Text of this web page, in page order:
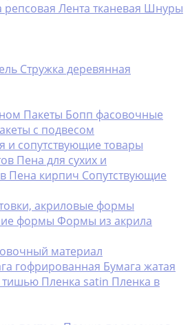
репсовая Лента тканевая Шнуры
Стружка деревянная
Пакеты Бопп фасовочные
с подвесом
и сопутствующие товары
Пена для сухих и
Пена кирпич Сопутствующие
акриловые формы
формы Формы из акрила
материал
гофрированная Бумага жатая
тишью Пленка satin Пленка в